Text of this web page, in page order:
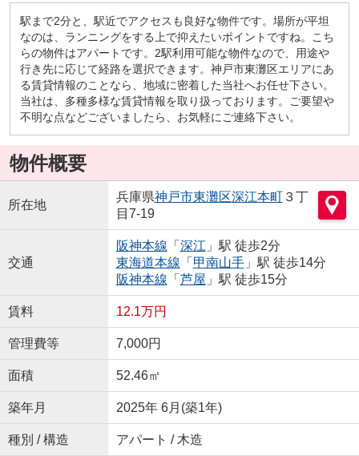
駅まで2分と、駅近でアクセスも良好な物件です。場所が平坦
なのは、ランニングをする上で抑えたいポイントですね。こち
らの物件はアパートです。2駅利用可能な物件なので、用途や
行き先に応じて経路を選択できます。神戸市東灘区エリアにあ
る賃貸情報のことなら、地域に密着した当社へお任せ下さい。
当社は、多種多様な賃貸情報を取り扱っております。ご要望や
不明な点などございましたら、お気軽にご連絡下さい。
物件概要
所在地
兵庫県神戸市東灘区深江本町３丁
目7-19
交通
阪神本線 「 深江 」駅 徒歩2分
東海道本線 「 甲南山手」駅 徒歩14分
阪神本線 「 芦屋 」駅 徒歩15分
賃料 12.1万円
管理費等 7,000円
面積 52.46㎡
築年月 2025年 6月(築1年)
種別 / 構造 アパート / 木造